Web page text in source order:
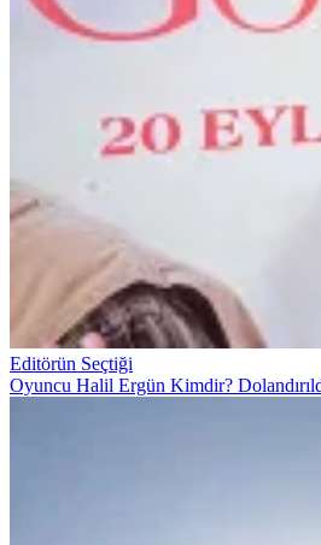
Editörün Seçtiği
Oyuncu Halil Ergün Kimdir?